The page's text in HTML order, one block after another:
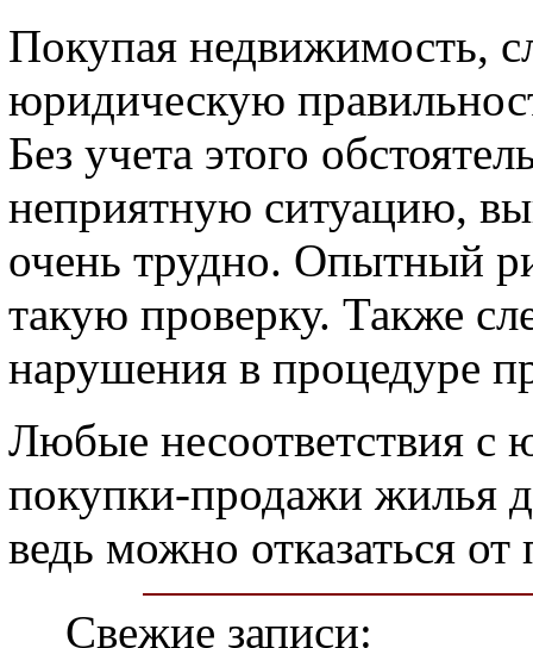
Покупая недвижимость,
юридическую
Без учета этого
неприятную ситуацию,
очень трудно. Опытный
такую проверку. Также
нарушения в процедуре
Любые несоответствия с
покупки-продажи жилья
ведь можно отказаться
Свежие записи: